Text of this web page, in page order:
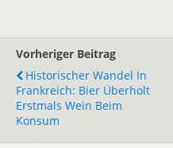
Vorheriger Beitrag
Historischer Wandel In
Frankreich: Bier Überholt
Erstmals Wein Beim
Konsum